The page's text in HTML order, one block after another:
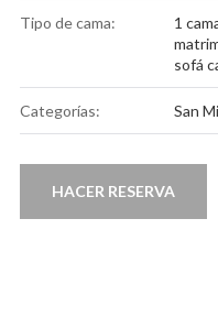
Tipo de cama:
1
sofá
Categorías: San
HACER RESERVA